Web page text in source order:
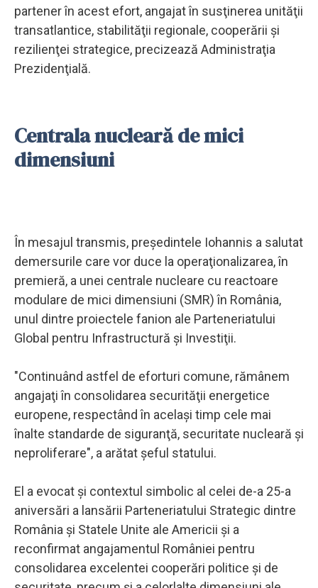
partener în acest efort, angajat în susţinerea unităţii
transatlantice, stabilităţii regionale, cooperării şi
rezilienţei strategice, precizează Administraţia
Prezidenţială.
Centrala nucleară de mici
dimensiuni
În mesajul transmis, preşedintele Iohannis a salutat
demersurile care vor duce la operaţionalizarea, în
premieră, a unei centrale nucleare cu reactoare
modulare de mici dimensiuni (SMR) în România,
unul dintre proiectele fanion ale Parteneriatului
Global pentru Infrastructură şi Investiţii.
"Continuând astfel de eforturi comune, rămânem
angajaţi în consolidarea securităţii energetice
europene, respectând în acelaşi timp cele mai
înalte standarde de siguranţă, securitate nucleară şi
neproliferare", a arătat şeful statului.
El a evocat şi contextul simbolic al celei de-a 25-a
aniversări a lansării Parteneriatului Strategic dintre
România şi Statele Unite ale Americii şi a
reconfirmat angajamentul României pentru
consolidarea excelentei cooperări politice şi de